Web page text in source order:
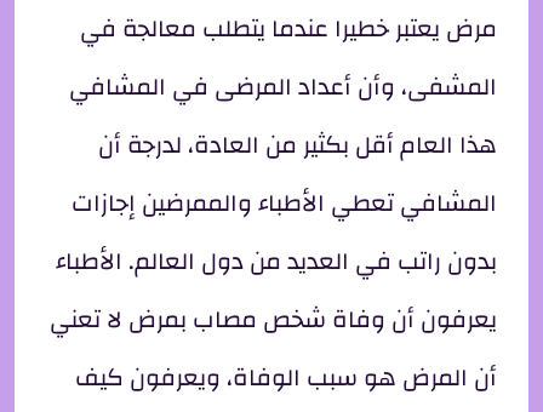
مرض يعتبر خطيرا عندما يتطلب معالجة في
المشفى، وأن أعداد المرضى في المشافي
هذا العام أقل بكثير من العادة، لدرجة أن
المشافي تعطي الأطباء والممرضين إجازات
بدون راتب في العديد من دول العالم. الأطباء
يعرفون أن وفاة شخص مصاب بمرض لا تعني
أن المرض هو سبب الوفاة، ويعرفون كيف